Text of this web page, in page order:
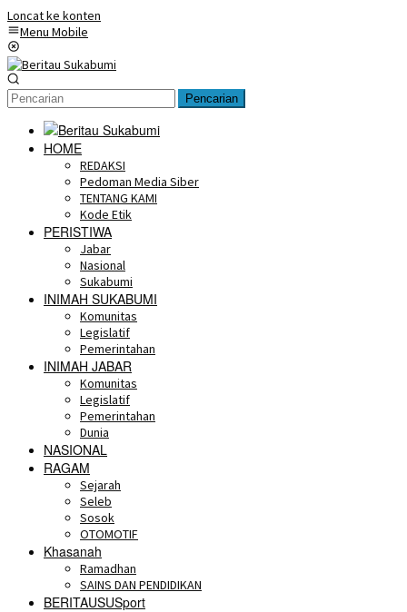
Loncat ke konten
Menu Mobile
Pencarian
HOME
REDAKSI
Pedoman Media Siber
TENTANG KAMI
Kode Etik
PERISTIWA
Jabar
Nasional
Sukabumi
INIMAH SUKABUMI
Komunitas
Legislatif
Pemerintahan
INIMAH JABAR
Komunitas
Legislatif
Pemerintahan
Dunia
NASIONAL
RAGAM
Sejarah
Seleb
Sosok
OTOMOTIF
Khasanah
Ramadhan
SAINS DAN PENDIDIKAN
BERITAUSUSport